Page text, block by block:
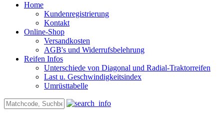
Home
Kundenregistrierung
Kontakt
Online-Shop
Versandkosten
AGB's und Widerrufsbelehrung
Reifen Infos
Unterschiede von Diagonal und Radial-Traktorreifen
Last u. Geschwindigkeitsindex
Umrüsttabelle